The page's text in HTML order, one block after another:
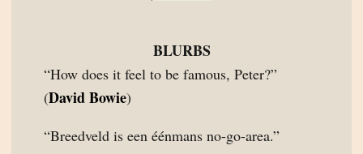
BLURBS
“How does it feel to be famous, Peter?”
(David Bowie)
“Breedveld is een éénmans no-go-area.”